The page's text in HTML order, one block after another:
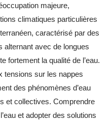
majeure,
climatiques particulières
caractérisé par des
alternant avec de longues
fortement la qualité de l’eau.
tensions sur les nappes
des phénomènes d’eau
et collectives. Comprendre
et adopter des solutions